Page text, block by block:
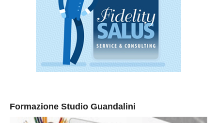
Formazione Studio Guandalini